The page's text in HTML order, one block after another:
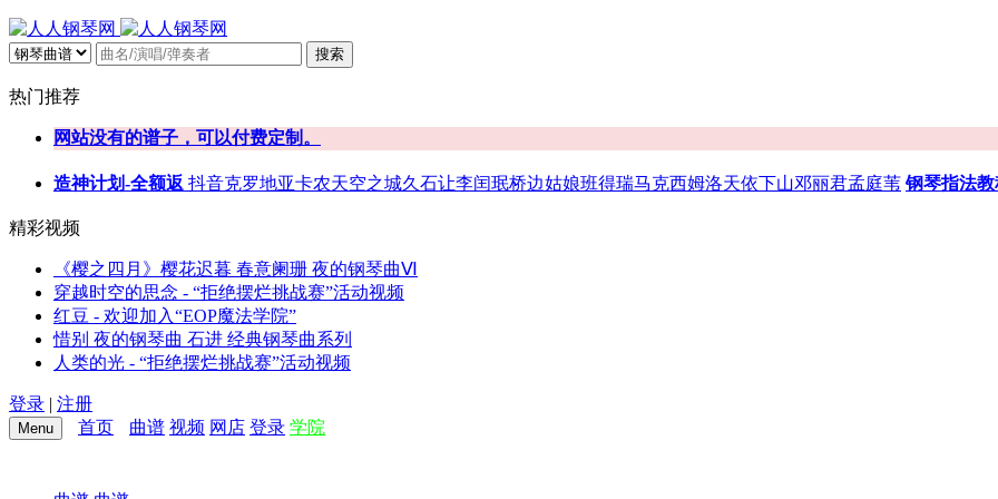
搜索
热门推荐
网站没有的谱子，可以付费定制。
造神计划-全额返 抖音克罗地亚卡农天空之城久石让李闰珉桥边姑娘班得瑞马克西姆洛天依下山邓丽君孟庭苇 钢琴指法教
精彩视频
《樱之四月》樱花迟暮 春意阑珊 夜的钢琴曲Ⅵ
穿越时空的思念 - “拒绝摆烂挑战赛”活动视频
红豆 - 欢迎加入“EOP魔法学院”
惜别 夜的钢琴曲 石进 经典钢琴曲系列
人类的光 - “拒绝摆烂挑战赛”活动视频
登录 | 注册
Menu 首页 曲谱 视频 网店 登录 学院